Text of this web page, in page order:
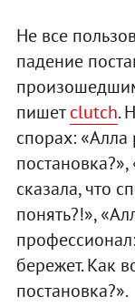
Не все
падение
пишетclutch.
спорах: «Алла
сказала, что
понять?!»,
бережет. Как
постановка?».